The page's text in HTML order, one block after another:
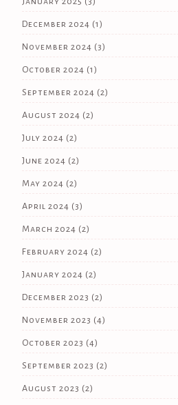
December 2024 (1)
November 2024 (3)
October 2024 (1)
September 2024 (2)
August 2024 (2)
July 2024 (2)
June 2024 (2)
May 2024 (2)
April 2024 (3)
March 2024 (2)
February 2024 (2)
January 2024 (2)
December 2023 (2)
November 2023 (4)
October 2023 (4)
September 2023 (2)
August 2023 (2)